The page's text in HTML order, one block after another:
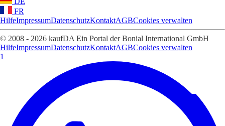
FR
HilfeImpressumDatenschutzKontaktAGBCookies verwalten
© 2008 - 2026 kaufDA Ein Portal der Bonial International GmbH
HilfeImpressumDatenschutzKontaktAGBCookies verwalten
1